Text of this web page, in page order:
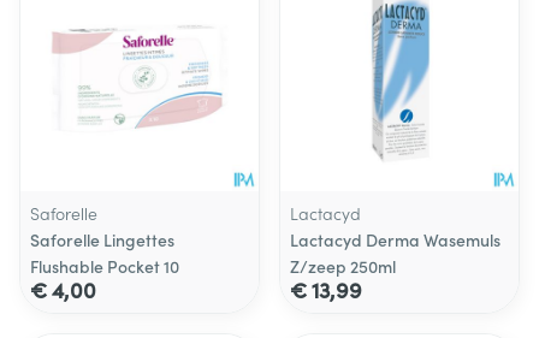
Saforelle
Saforelle Lingettes
Flushable Pocket 10
€ 4,00
Lactacyd
Lactacyd Derma Wasemuls
Z/zeep 250ml
€ 13,99